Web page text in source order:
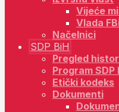
Vijeće
Vlada
Načelnici
SDP BiH
Pregled
Program SDP
Etički kodeks
Dokumenti